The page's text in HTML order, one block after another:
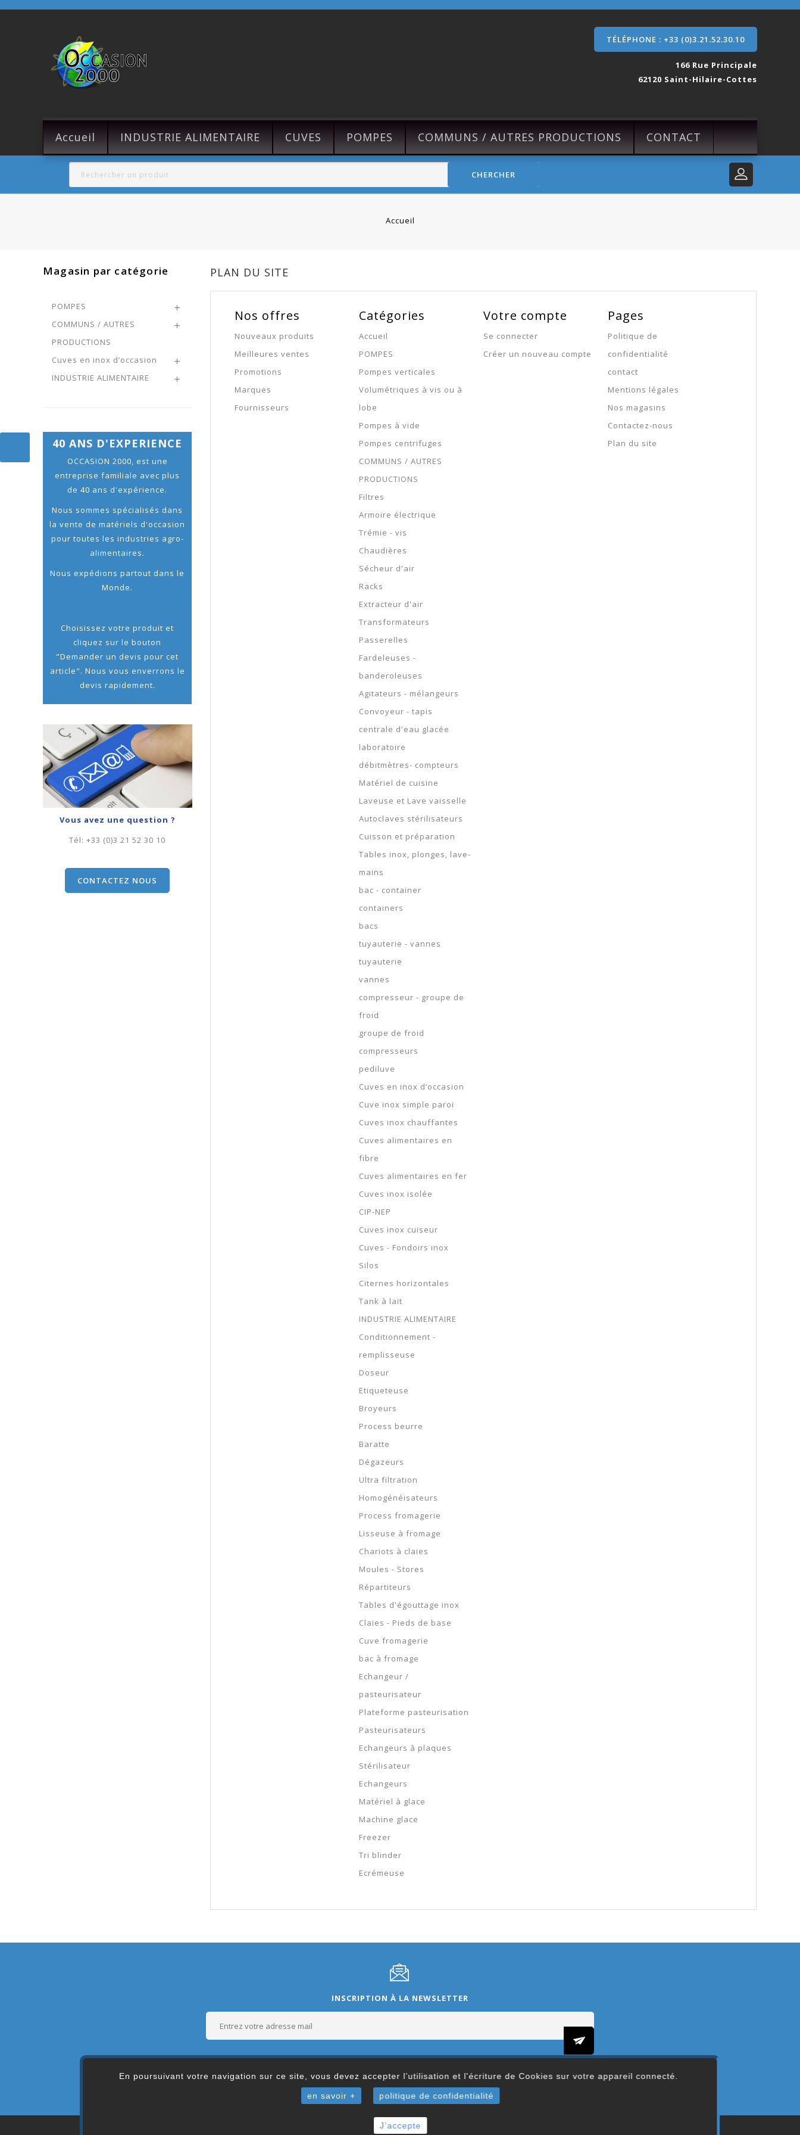
En poursuivant votre navigation sur ce site, vous devez accepter l’utilisation et l'écriture de Cookies sur votre appareil connecté.
en savoir + politique de confidentialité
J'accepte
TÉLÉPHONE : +33 (0)3.21.52.30.10
166 Rue Principale
62120 Saint-Hilaire-Cottes
Accueil INDUSTRIE ALIMENTAIRE CUVES POMPES COMMUNS / AUTRES PRODUCTIONS CONTACT
CHERCHER
Accueil
Magasin par catégorie
POMPES 
COMMUNS / AUTRES
PRODUCTIONS

Cuves en inox d’occasion 
INDUSTRIE ALIMENTAIRE 
40 ANS D'EXPERIENCE
OCCASION 2000, est une
entreprise familiale avec plus
de 40 ans d'expérience.
Nous sommes spécialisés dans
la vente de matériels d'occasion
pour toutes les industries agro-
alimentaires.
Nous expédions partout dans le
Monde.
Choisissez votre produit et
cliquez sur le bouton
"Demander un devis pour cet
article". Nous vous enverrons le
devis rapidement.
Vous avez une question ?
Tél:+33 (0)3 21 52 30 10
CONTACTEZ NOUS
PLAN DU SITE
Nos offres
Nouveaux produits
Meilleures ventes
Promotions
Marques
Fournisseurs
Catégories
Accueil
POMPES
Pompes verticales
Volumétriques à vis ou à
lobe
Pompes à vide
Pompes centrifuges
COMMUNS / AUTRES
PRODUCTIONS
Filtres
Armoire électrique
Trémie - vis
Chaudières
Sécheur d'air
Racks
Extracteur d'air
Transformateurs
Passerelles
Fardeleuses -
banderoleuses
Agitateurs - mélangeurs
Convoyeur - tapis
centrale d'eau glacée
laboratoire
débitmètres- compteurs
Matériel de cuisine
Laveuse et Lave vaisselle
Autoclaves stérilisateurs
Cuisson et préparation
Tables inox, plonges, lave-
mains
bac - container
containers
bacs
tuyauterie - vannes
tuyauterie
vannes
compresseur - groupe de
froid
groupe de froid
compresseurs
pediluve
Cuves en inox d’occasion
Cuve inox simple paroi
Cuves inox chauffantes
Cuves alimentaires en
fibre
Cuves alimentaires en fer
Cuves inox isolée
CIP-NEP
Cuves inox cuiseur
Cuves - Fondoirs inox
Silos
Citernes horizontales
Tank à lait
INDUSTRIE ALIMENTAIRE
Conditionnement -
remplisseuse
Doseur
Etiqueteuse
Broyeurs
Process beurre
Baratte
Dégazeurs
Ultra filtration
Homogénéisateurs
Process fromagerie
Lisseuse à fromage
Chariots à claies
Moules - Stores
Répartiteurs
Tables d'égouttage inox
Claies - Pieds de base
Cuve fromagerie
bac à fromage
Echangeur /
pasteurisateur
Plateforme pasteurisation
Pasteurisateurs
Echangeurs à plaques
Stérilisateur
Echangeurs
Matériel à glace
Machine glace
Freezer
Tri blinder
Ecrémeuse
Votre compte
Se connecter
Créer un nouveau compte
Pages
Politique de
confidentialité
contact
Mentions légales
Nos magasins
Contactez-nous
Plan du site
INSCRIPTION À LA NEWSLETTER